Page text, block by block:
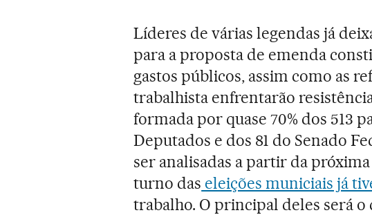
Líderes de várias legendas já
para a proposta de emenda
gastos públicos, assim como as
trabalhista enfrentarão
formada por quase 70% dos 513
Deputados e dos 81 do Senado
ser analisadas a partir da
turno das eleições municiais já
trabalho. O principal deles será o